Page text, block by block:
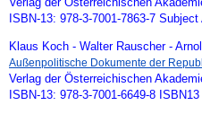
ISBN-13: 978-3-7001-7863-7
Klaus Koch - Walter Rauscher -
Außenpolitische Dokumente der
Verlag der Österreichischen
ISBN-13: 978-3-7001-6649-8